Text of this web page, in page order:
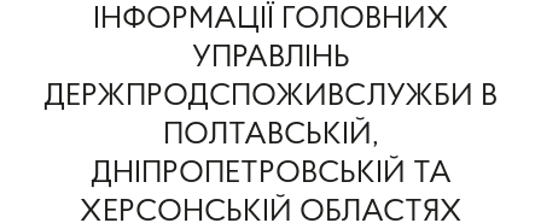
ІНФОРМАЦІЇ ГОЛОВНИХ
УПРАВЛІНЬ
ДЕРЖПРОДСПОЖИВСЛУЖБИ В
ПОЛТАВСЬКІЙ,
ДНІПРОПЕТРОВСЬКІЙ ТА
ХЕРСОНСЬКІЙ ОБЛАСТЯХ